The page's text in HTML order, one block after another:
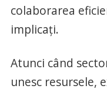
colaborarea
implicați.
Atunci când
unesc resursele,